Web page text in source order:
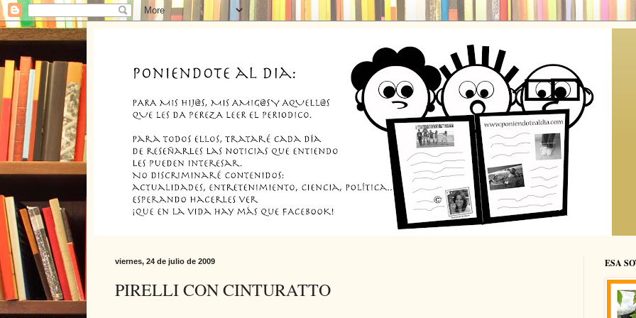
viernes, 24 de julio de 2009
PIRELLI CON CINTURATTO
ESA